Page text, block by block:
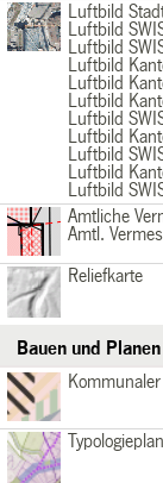
Luftbild2013
Basiskarten
/div>
Luftbild
Luftbild
Luftbild
Luftbild
Luftbild
Luftbild
Luftbild
Luftbild
Luftbild
Luftbild
Luftbild
AVfarbig
BasiskartenAmtliche
Amtl.
Reliefkarte
BasiskartenReliefkarte
Bauen und
Bauen und Planen
Typologieplan
Bauen und Planen
Typologieplan